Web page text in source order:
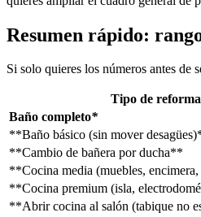
Resumen rápido:
Si solo quieres los números antes
Tipo de reforma
Baño completo*
**Baño básico (sin mover
**Cambio de bañera por ducha**
**Cocina media (muebles,
**Cocina premium (isla,
**Abrir cocina al salón (tabique no